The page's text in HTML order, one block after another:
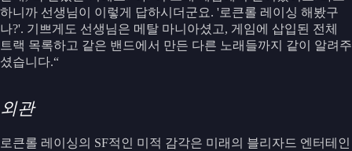
하니까 선생님이 이렇게 답하시더군요. '로큰롤 레이싱 해봤구
나?'. 기쁘게도 선생님은 메탈 마니아셨고, 게임에 삽입된 전체
트랙 목록하고 같은 밴드에서 만든 다른 노래들까지 같이 알려주
셨습니다.“
외관
로큰롤 레이싱의 SF적인 미적 감각은 미래의 블리자드 엔터테인